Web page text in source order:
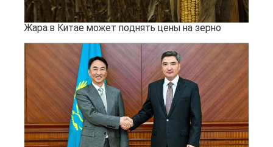
Жара в Китае может поднять цены на зерно